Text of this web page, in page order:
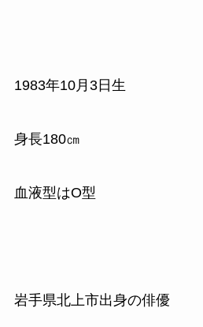
1983年10月 3日生
身長180㎝
血液型はO型
岩手県北上市出身の俳優